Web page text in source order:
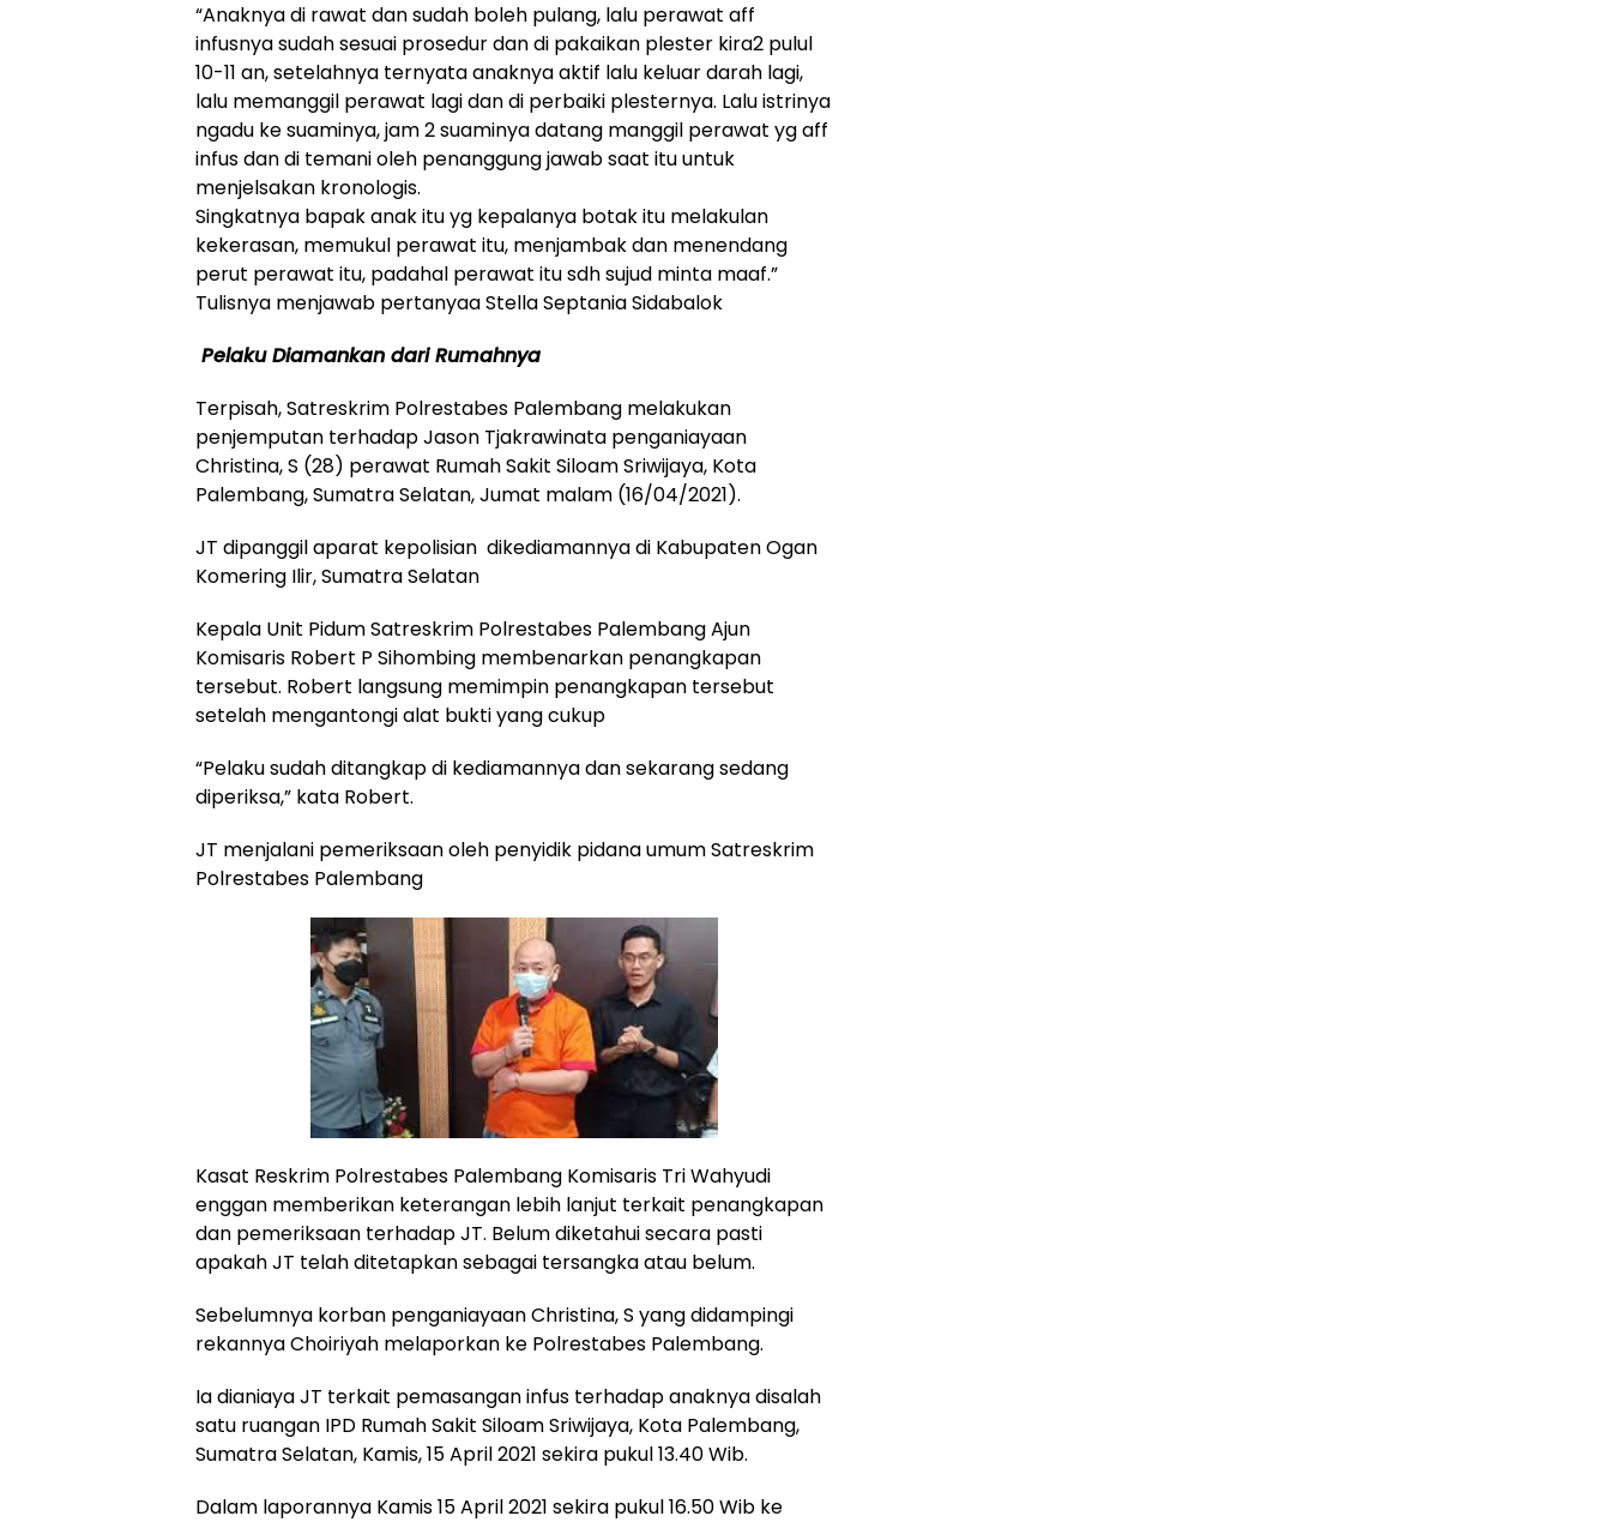
“Anaknya di rawat dan sudah boleh pulang, lalu perawat aff
infusnya sudah sesuai prosedur dan di pakaikan plester kira2 pulul
10-11 an, setelahnya ternyata anaknya aktif lalu keluar darah lagi,
lalu memanggil perawat lagi dan di perbaiki plesternya. Lalu istrinya
ngadu ke suaminya, jam 2 suaminya datang manggil perawat yg aff
infus dan di temani oleh penanggung jawab saat itu untuk
menjelsakan kronologis.
Singkatnya bapak anak itu yg kepalanya botak itu melakulan
kekerasan, memukul perawat itu, menjambak dan menendang
perut perawat itu, padahal perawat itu sdh sujud minta maaf.”
Tulisnya menjawab pertanyaa Stella Septania Sidabalok
Pelaku Diamankan dari Rumahnya
Terpisah, Satreskrim Polrestabes Palembang melakukan
penjemputan terhadap Jason Tjakrawinata penganiayaan
Christina, S (28) perawat Rumah Sakit Siloam Sriwijaya, Kota
Palembang, Sumatra Selatan, Jumat malam (16/04/2021).
JT dipanggil aparat kepolisian dikediamannya di Kabupaten Ogan
Komering Ilir, Sumatra Selatan
Kepala Unit Pidum Satreskrim Polrestabes Palembang Ajun
Komisaris Robert P Sihombing membenarkan penangkapan
tersebut. Robert langsung memimpin penangkapan tersebut
setelah mengantongi alat bukti yang cukup
“Pelaku sudah ditangkap di kediamannya dan sekarang sedang
diperiksa,” kata Robert.
JT menjalani pemeriksaan oleh penyidik pidana umum Satreskrim
Polrestabes Palembang
Kasat Reskrim Polrestabes Palembang Komisaris Tri Wahyudi
enggan memberikan keterangan lebih lanjut terkait penangkapan
dan pemeriksaan terhadap JT. Belum diketahui secara pasti
apakah JT telah ditetapkan sebagai tersangka atau belum.
Sebelumnya korban penganiayaan Christina, S yang didampingi
rekannya Choiriyah melaporkan ke Polrestabes Palembang.
Ia dianiaya JT terkait pemasangan infus terhadap anaknya disalah
satu ruangan IPD Rumah Sakit Siloam Sriwijaya, Kota Palembang,
Sumatra Selatan, Kamis, 15 April 2021 sekira pukul 13.40 Wib.
Dalam laporannya Kamis 15 April 2021 sekira pukul 16.50 Wib ke